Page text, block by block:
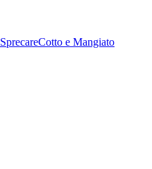
Cotto e Mangiato